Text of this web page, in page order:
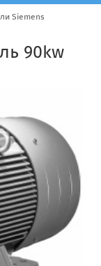
Siemens
90kw